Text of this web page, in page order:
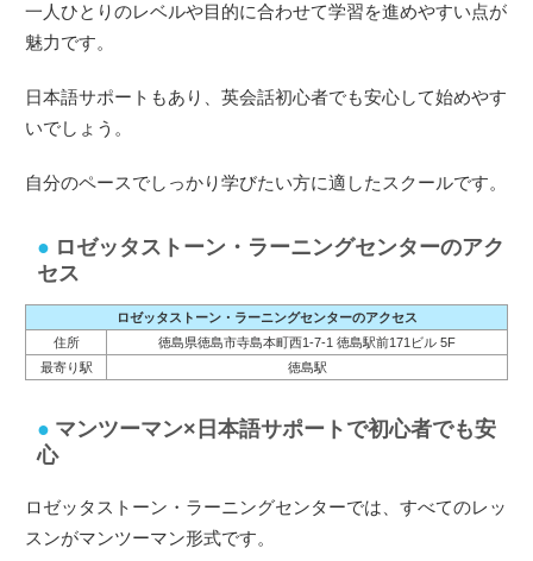
一人ひとりのレベルや目的に合わせて学習を進めやすい点が
魅力です。
日本語サポートもあり、英会話初心者でも安心して始めやす
いでしょう。
自分のペースでしっかり学びたい方に適したスクールです。
ロゼッタストーン・ラーニングセンターのアク
セス
ロゼッタストーン・ラーニングセンターのアクセス
住所
徳島県徳島市寺島本町西1-7-1 徳島駅前171ビル 5F
最寄り駅
徳島駅
マンツーマン×日本語サポートで初心者でも安
心
ロゼッタストーン・ラーニングセンターでは、すべてのレッ
スンがマンツーマン形式です。